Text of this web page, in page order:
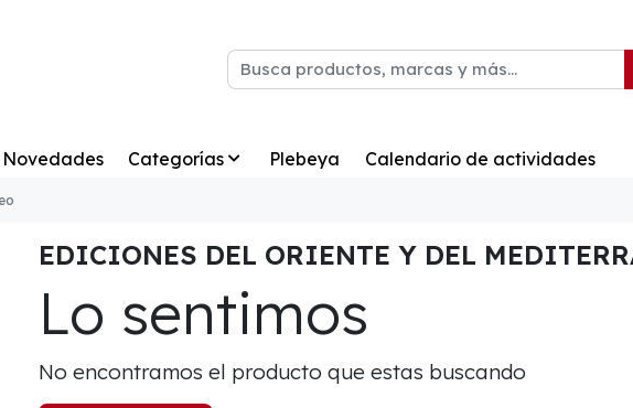
Novedades Categorías Plebeya Calendario de actividades
EDICIONES DEL ORIENTE Y DEL
Lo sentimos
No encontramos el producto que estas buscando